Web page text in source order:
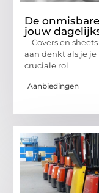
De
jouw
Covers en
aan denkt als je
cruciale rol
Aanbiedingen